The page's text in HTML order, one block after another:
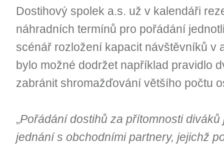
Dostihový spolek a.s. už v kalendáři
náhradních termínů pro pořádání
scénář rozložení kapacit návštěvníků v
bylo možné dodržet například pravidlo
zabránit shromažďování většího počtu
„Pořádání dostihů za přítomnosti
jednání s obchodními partnery, jejichž